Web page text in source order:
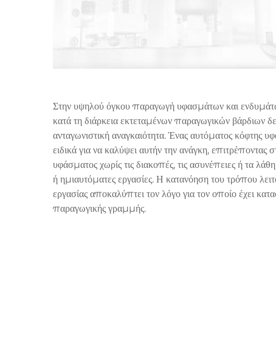
Στην υψηλού όγκου παραγωγή υφασμάτων και
κατά τη διάρκεια εκτεταμένων παραγωγικών βάρδιων
ανταγωνιστική αναγκαιότητα. Ένας αυτόματος κόφτης
ειδικά για να καλύψει αυτήν την ανάγκη,
υφάσματος χωρίς τις διακοπές, τις ασυνέπειες ή τα
ή ημιαυτόματες εργασίες. Η κατανόηση του τρόπου
εργασίας αποκαλύπτει τον λόγο για τον οποίο έχει
παραγωγικής γραμμής.